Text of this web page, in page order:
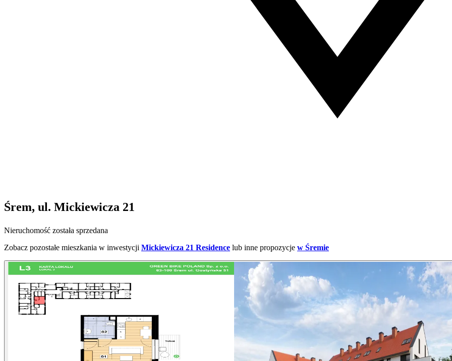
Śrem, ul. Mickiewicza 21
Nieruchomość została sprzedana
Zobacz pozostałe mieszkania w inwestycji Mickiewicza 21 Residence lub inne propozycje w Śremie